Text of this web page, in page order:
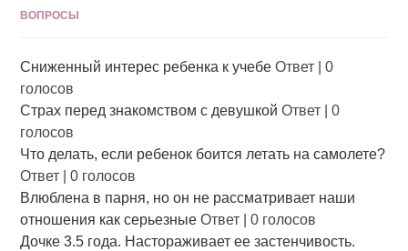
ВОПРОСЫ
Сниженный интерес ребенка к учебе Ответ |0
голосов
Страх перед знакомством с девушкой Ответ |0
голосов
Что делать, если ребенок боится летать на самолете?
Ответ |0 голосов
Влюблена в парня, но он не рассматривает наши
отношения как серьезные Ответ |0 голосов
Дочке 3.5 года. Настораживает ее застенчивость.